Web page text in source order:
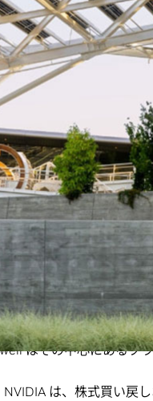
の H20 の販売実績はあ
ルの出荷再開と、中国
ました。
は GAAP ベースが
合の第 2 四半期の非
の利益は GAAP ベー
開および関連する税金
ルです。
ジェンスン フアン
んでいたAI プラットフ
ルスピードで加速して
ル コンピューティング
を桁違いに向上させて
はその中心にあるプ
は、株式買い戻